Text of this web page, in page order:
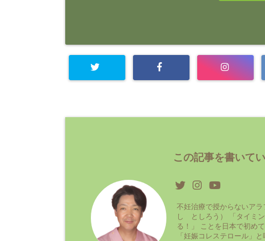
この記事を書いて
不妊治療で授からないア
し としろう） 「タイミ
る！」 ことを日本で初め
「妊娠コレステロール」